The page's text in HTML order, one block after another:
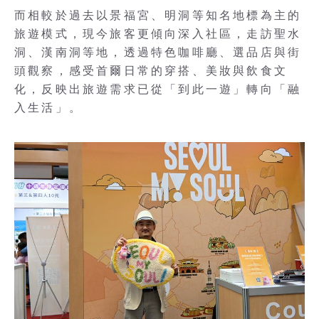
而相較於過去以景福宮、明洞等知名地標為主的
旅遊模式，現今旅客更傾向深入社區，走訪聖水
洞、漢南洞等地，透過特色咖啡廳、選品店與街
頭觀察，感受首爾日常的穿搭、美妝與飲食文
化，反映出旅遊需求已從「到此一遊」轉向「融
入生活」。